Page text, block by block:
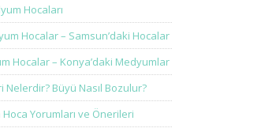
Hocaları
Hocalar – Samsun’daki Hocalar
Hocalar – Konya’daki Medyumlar
Nelerdir? Büyü Nasıl Bozulur?
Yorumları ve Önerileri